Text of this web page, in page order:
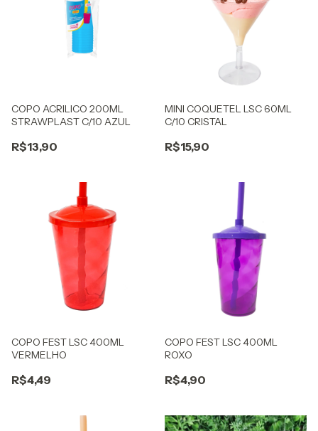
COPO ACRILICO 200ML
STRAWPLAST C/10 AZUL
R$13,90
MINI COQUETEL LSC 60ML
C/10 CRISTAL
R$15,90
COPO FEST LSC 400ML
VERMELHO
R$4,49
COPO FEST LSC 400ML
ROXO
R$4,90